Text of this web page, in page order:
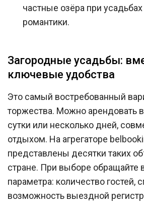
частные озёра при
романтики.
Загородные усадьбы:
ключевые удобства
Это самый востребованный
торжества. Можно арендовать
сутки или несколько дней,
отдыхом. На агрегаторе
представлены десятки таких
стране. При выборе обращайте
параметра: количество гостей,
возможность выездной